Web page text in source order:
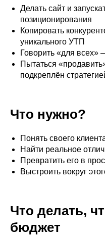
Делать сайт и
позиционирования
Копировать
уникального УТП
Говорить «для всех»
Пытаться
подкреплён
Что нужно?
Понять своего
Найти реальное
Превратить его в
Выстроить вокруг
Что делать,
бюджет